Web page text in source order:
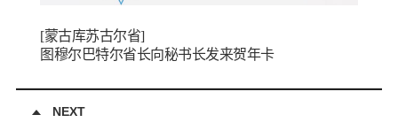
[蒙古库苏古尔省]
图穆尔巴特尔省长向秘书长发来贺年卡
NEXT